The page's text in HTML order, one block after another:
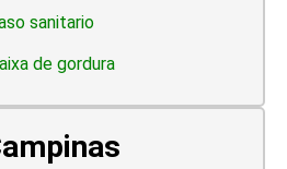
sanitario
de gordura